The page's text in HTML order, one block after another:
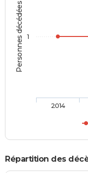
Personnes décédées
2014
1
Répartition des